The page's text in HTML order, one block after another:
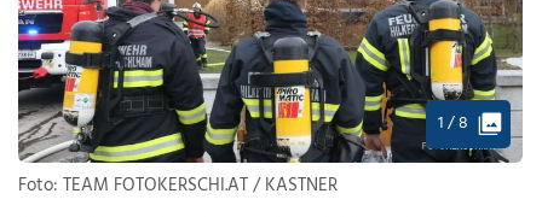
1 / 8
Foto: TEAM FOTOKERSCHI.AT / KASTNER